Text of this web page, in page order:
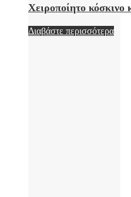
Χειροποίητο κόσκινο
Διαβάστε περισσότερα